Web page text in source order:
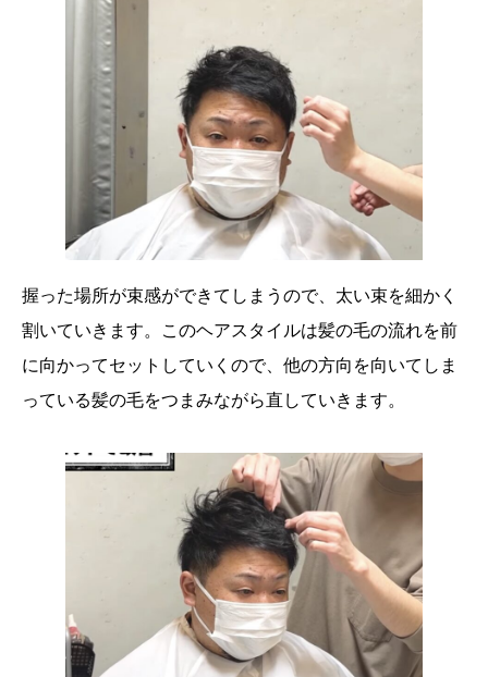
握った場所が束感ができてしまうので、太い束を細かく
割いていきます。このヘアスタイルは髪の毛の流れを前
に向かってセットしていくので、他の方向を向いてしま
っている髪の毛をつまみながら直していきます。